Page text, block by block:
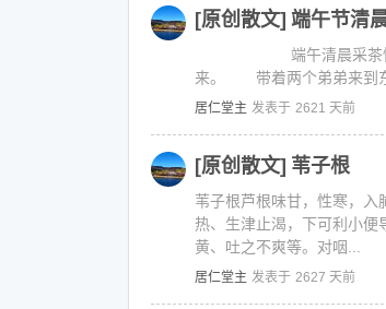
[原创散文] 端午节清
端午清晨采茶忙 太
来。 带着两个弟弟来到
居仁堂主 发表于 2621 天前
[原创散文] 苇子根
苇子根芦根味甘，性寒，入
热、生津止渴，下可利小便
黄、吐之不爽等。对咽...
居仁堂主 发表于 2627 天前